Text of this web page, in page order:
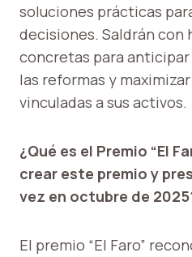
soluciones prácticas
decisiones. Saldrán con
concretas para
las reformas y
vinculadas a sus activos.
¿Qué es el Premio “El
crear este premio y
vez en octubre de
El premio “El Faro”